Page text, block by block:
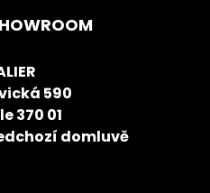
590
370 01
domluvě